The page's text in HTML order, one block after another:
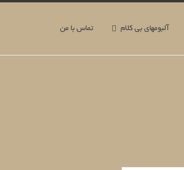
آلبومهای بی کلام تماس با من